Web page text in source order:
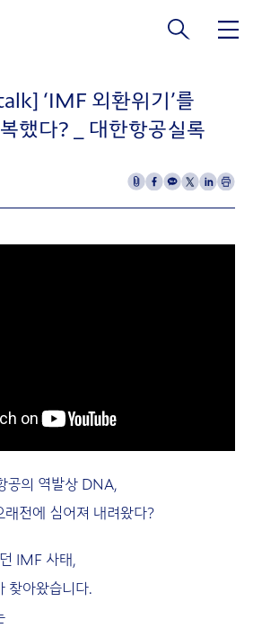
‘IMF 외환위기’를
했다? _ 대한항공실록
공의 역발상 DNA,
전에 심어져 내려왔다?
IMF 사태,
찾아왔습니다.